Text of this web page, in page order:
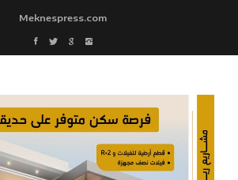
Meknespress.com